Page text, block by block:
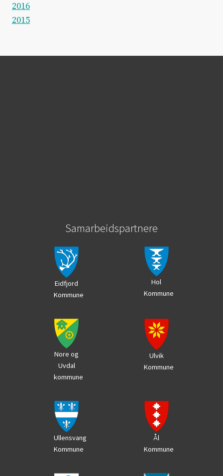
2016
2015
Samarbeidspartnere
Eidfjord
Kommune
Hol
Kommune
Nore og
Uvdal
kommune
Ulvik
Kommune
Ullensvang
Kommune
Ål
Kommune